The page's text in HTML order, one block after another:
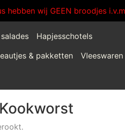
hebben wij GEEN broodjes
Hapjesschotels
& pakketten
Vleeswaren